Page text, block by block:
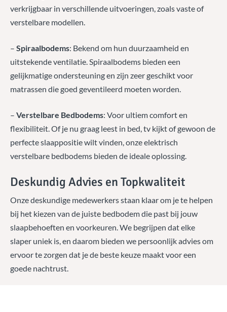
verkrijgbaar in verschillende uitvoeringen, zoals vaste of
verstelbare modellen.
– Spiraalbodems: Bekend om hun duurzaamheid en
uitstekende ventilatie. Spiraalbodems bieden een
gelijkmatige ondersteuning en zijn zeer geschikt voor
matrassen die goed geventileerd moeten worden.
– Verstelbare Bedbodems: Voor ultiem comfort en
flexibiliteit. Of je nu graag leest in bed, tv kijkt of gewoon de
perfecte slaappositie wilt vinden, onze elektrisch
verstelbare bedbodems bieden de ideale oplossing.
Deskundig Advies en Topkwaliteit
Onze deskundige medewerkers staan klaar om je te helpen
bij het kiezen van de juiste bedbodem die past bij jouw
slaapbehoeften en voorkeuren. We begrijpen dat elke
slaper uniek is, en daarom bieden we persoonlijk advies om
ervoor te zorgen dat je de beste keuze maakt voor een
goede nachtrust.